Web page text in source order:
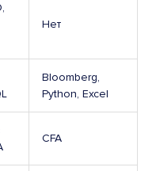
Нет
Bloomberg,
Python, Excel
CFA